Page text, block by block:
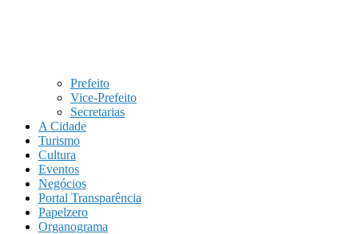
Prefeito
Vice-Prefeito
Secretarias
A Cidade
Turismo
Cultura
Eventos
Negócios
Portal Transparência
Papelzero
Organograma